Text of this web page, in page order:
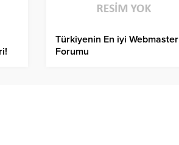
Türkiyenin En iyi Webmaster
Forumu